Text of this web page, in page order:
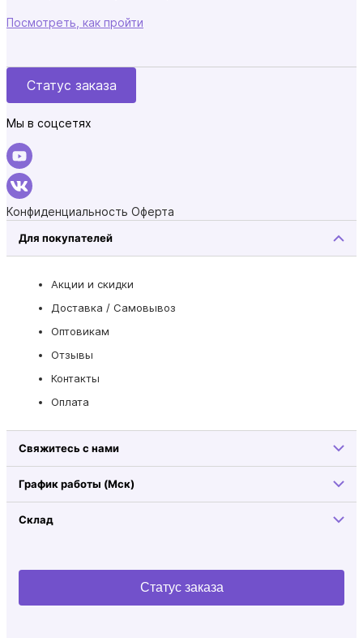
Посмотреть, как пройти
Статус заказа
Мы в соцсетях
Конфиденциальность Оферта
Для покупателей
Акции и скидки
Доставка / Самовывоз
Оптовикам
Отзывы
Контакты
Оплата
Свяжитесь с нами
График работы (Мск)
Склад
Статус заказа